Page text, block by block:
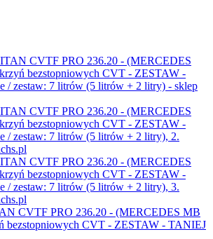
CVTF PRO 236.20 - (MERCEDES MB
bezstopniowych CVT - ZESTAW - TANIEJ